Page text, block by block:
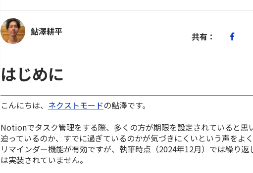
鮎澤耕平 共有：
はじめに
こんにちは、 ネクストモードの鮎澤です。
Notionでタスク管理をする際、多くの方が期限を設定されていると思
迫っているのか、すでに過ぎているのかが気づきにくいという声をよ
リマインダー機能が有効ですが、執筆時点（2024年12月）では繰り
は実装されていません。